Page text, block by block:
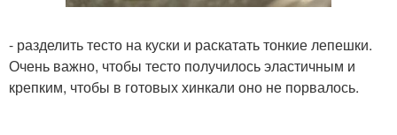
- разделить тесто на куски и раскатать тонкие лепешки.
Очень важно, чтобы тесто получилось эластичным и
крепким, чтобы в готовых хинкали оно не порвалось.